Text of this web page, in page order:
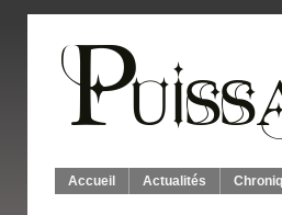
Accueil Actualités